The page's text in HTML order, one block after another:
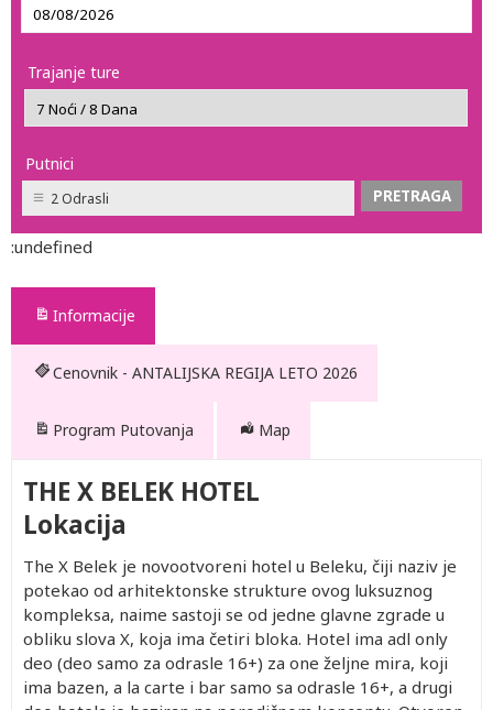
Trajanje ture
Putnici
2 Odrasli
:undefined
Informacije
Cenovnik - ANTALIJSKA REGIJA LETO 2026
Program Putovanja Map
THE X BELEK HOTEL
Lokacija
The X Belek je novootvoreni hotel u Beleku, čiji naziv je
potekao od arhitektonske strukture ovog luksuznog
kompleksa, naime sastoji se od jedne glavne zgrade u
obliku slova X, koja ima četiri bloka. Hotel ima adl only
deo (deo samo za odrasle 16+) za one željne mira, koji
ima bazen, a la carte i bar samo sa odrasle 16+, a drugi